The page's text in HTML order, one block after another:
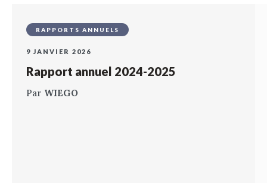
RAPPORTS ANNUELS
9 JANVIER 2026
Rapport annuel 2024-2025
Par WIEGO